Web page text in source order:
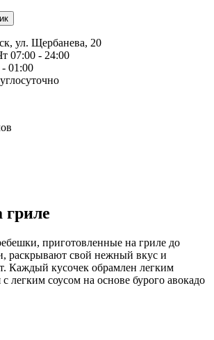
ул. Щербанева, 20
07:00 - 24:00
01:00
гриле
приготовленные на гриле до
раскрывают свой нежный вкус и
Каждый кусочек обрамлен легким
легким соусом на основе бурого авокадо